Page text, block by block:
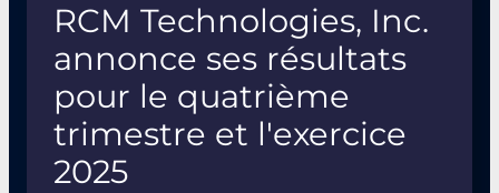
RCM Technologies, Inc.
annonce ses résultats
pour le quatrième
trimestre et l'exercice
2025